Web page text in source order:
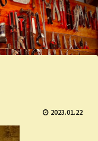
2023.01.22